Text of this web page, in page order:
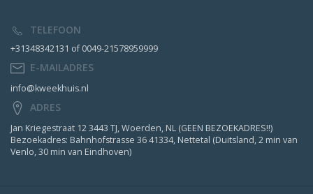
TELEFOON
+31348342131 of 0049-21578959999
E-MAILADRES
info@kweekhuis.nl
ADRES
Jan Kriegestraat 12 3443 TJ, Woerden, NL (GEEN BEZOEKADRES!!)
Bezoekadres: Bahnhofstrasse 36 41334, Nettetal (Duitsland, 2 min van
Venlo, 30 min van Eindhoven)